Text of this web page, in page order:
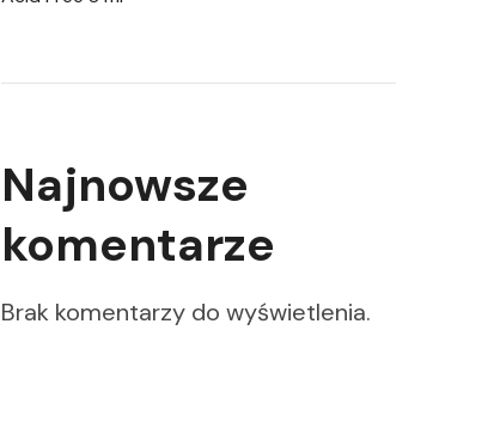
Najnowsze
komentarze
Brak komentarzy do wyświetlenia.